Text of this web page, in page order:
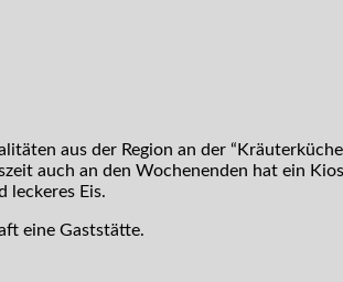
aus der Region an der
auch an den Wochenenden hat ein
leckeres Eis.
eine Gaststätte.